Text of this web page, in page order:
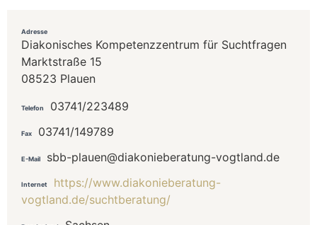
Adresse
Diakonisches Kompetenzzentrum für Suchtfragen
Marktstraße 15
08523 Plauen
Telefon 03741/223489
Fax 03741/149789
E-Mail sbb-plauen@diakonieberatung-vogtland.de
Internet
https://www.diakonieberatung-
vogtland.de/suchtberatung/